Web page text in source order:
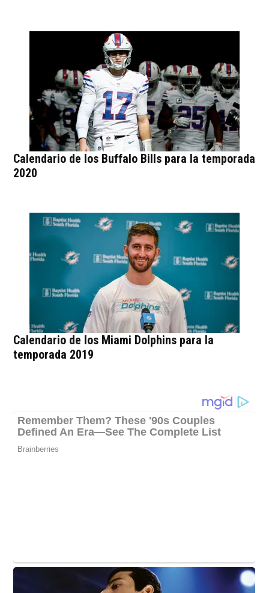
Calendario de los Buffalo Bills para la temporada
2020
Calendario de los Miami Dolphins para la
temporada 2019